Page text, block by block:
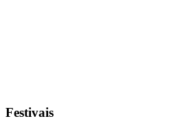
Festivais